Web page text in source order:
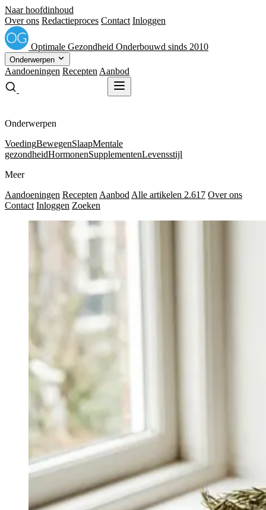
Naar hoofdinhoud
Over ons Redactieproces Contact Inloggen
Optimale Gezondheid Onderbouwd sinds 2010
Onderwerpen
Aandoeningen Recepten Aanbod
Onderwerpen
VoedingBewegenSlaapMentale
gezondheidHormonenSupplementenLevensstijl
Meer
Aandoeningen Recepten Aanbod Alle artikelen 2.617 Over ons
Contact Inloggen Zoeken